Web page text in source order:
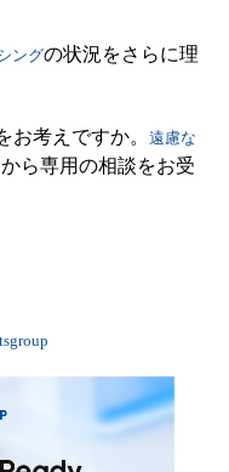
ングの状況をさらに理
考えですか。 遠慮な
ら専用の相談をお受